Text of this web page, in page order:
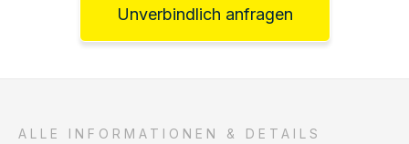
Unverbindlich anfragen
ALLE INFORMATIONEN & DETAILS